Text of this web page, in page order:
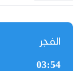
الفجر
03:54